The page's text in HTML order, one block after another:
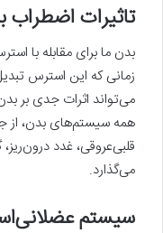
تاثیرات اضطراب
بدن ما برای مقابله با
زمانی که این استرس
می‌تواند اثرات جدی بر
همه سیستم‌های بدن، از
قلبی‌عروقی، غدد
می‌گذارد.
سیستم